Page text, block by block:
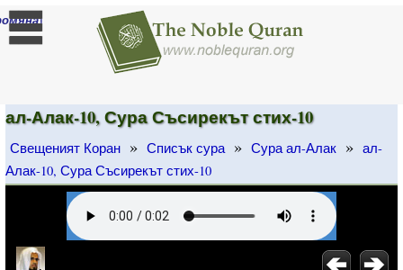
]
ал-Алак-10, Сура Съсирекът стих-10
Свещеният Коран » Списък сура » Сура ал-Алак » ал-
Алак-10, Сура Съсирекът стих-10